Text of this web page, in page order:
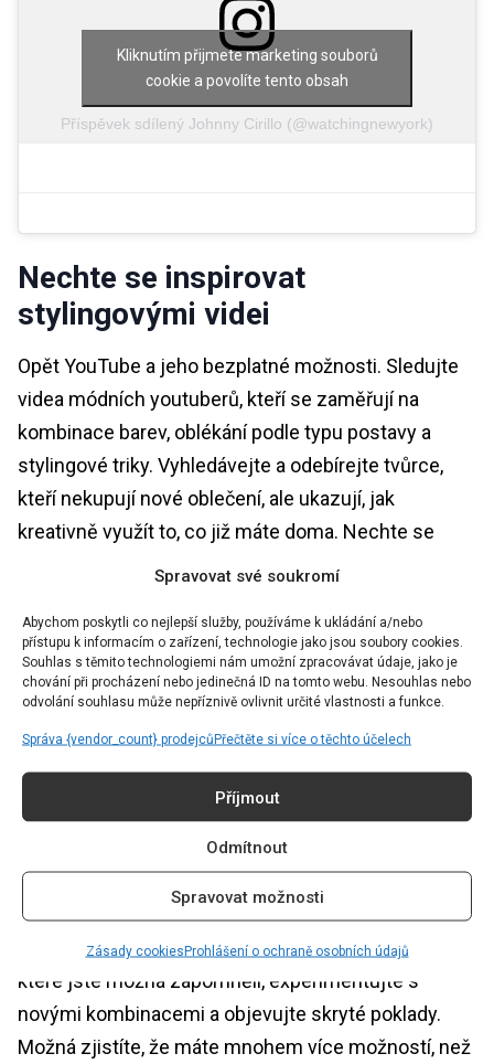
Spravovat své soukromí
Abychom poskytli co nejlepší služby, používáme k ukládání a/nebo
přístupu k informacím o zařízení, technologie jako jsou soubory cookies.
Souhlas s těmito technologiemi nám umožní zpracovávat údaje, jako je
chování při procházení nebo jedinečná ID na tomto webu. Nesouhlas nebo
odvolání souhlasu může nepříznivě ovlivnit určité vlastnosti a funkce.
Správa {vendor_count} prodejcůPřečtěte si více o těchto účelech
Příjmout
Odmítnout
Spravovat možnosti
Zásady cookiesProhlášení o ochraně osobních údajů
Příspěvek sdílený Johnny Cirillo (@watchingnewyork)
Kliknutím přijmete marketing souborů
cookie a povolíte tento obsah
Nechte se inspirovat
stylingovými videi
Opět YouTube a jeho bezplatné možnosti. Sledujte
videa módních youtuberů, kteří se zaměřují na
kombinace barev, oblékání podle typu postavy a
stylingové triky. Vyhledávejte a odebírejte tvůrce,
kteří nekupují nové oblečení, ale ukazují, jak
kreativně využít to, co již máte doma. Nechte se
inspirovat jejich nápady a vyzkoušejte nové outfity s
vrstvením, pásky, šátky a různými způsoby nošení
stejného oblečení. Budete překvapeni, kolik nových
outfitů můžete vytvořit.
vlastního šatníku
Pusťte si svou oblíbenou hudbu a uspořádejte malou
módní přehlídku před svým vlastním šatníkem.
Nejprve si udělejte si čas a důkladně si ho
prohlédněte. Následně si vyzkoušejte kousky, na
které jste možná zapomněli, experimentujte s
novými kombinacemi a objevujte skryté poklady.
Možná zjistíte, že máte mnohem více možností, než